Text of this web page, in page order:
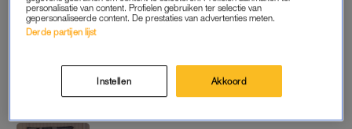
personalisatie van content. Profielen gebruiken ter selectie van
gepersonaliseerde content. De prestaties van advertenties meten.
Derde partijen lijst
Instellen Akkoord